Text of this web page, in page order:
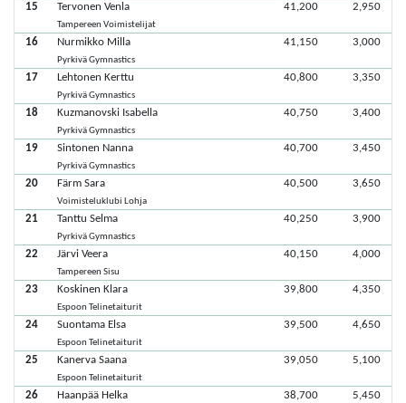
15 Tervonen Venla
Tampereen Voimistelijat
41,200 2,950
16 Nurmikko Milla
Pyrkivä Gymnastics
41,150 3,000
17 Lehtonen Kerttu
Pyrkivä Gymnastics
40,800 3,350
18 Kuzmanovski Isabella
Pyrkivä Gymnastics
40,750 3,400
19 Sintonen Nanna
Pyrkivä Gymnastics
40,700 3,450
20 Färm Sara
Voimisteluklubi Lohja
40,500 3,650
21 Tanttu Selma
Pyrkivä Gymnastics
40,250 3,900
22 Järvi Veera
Tampereen Sisu
40,150 4,000
23 Koskinen Klara
Espoon Telinetaiturit
39,800 4,350
24 Suontama Elsa
Espoon Telinetaiturit
39,500 4,650
25 Kanerva Saana
Espoon Telinetaiturit
39,050 5,100
26 Haanpää Helka 38,700 5,450